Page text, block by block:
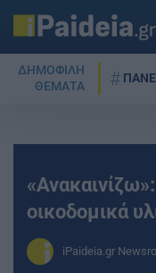
ΔΗΜΟΦΙΛΗ
ΘΕΜΑΤΑ
οικοδομικά
iPaideia.gr